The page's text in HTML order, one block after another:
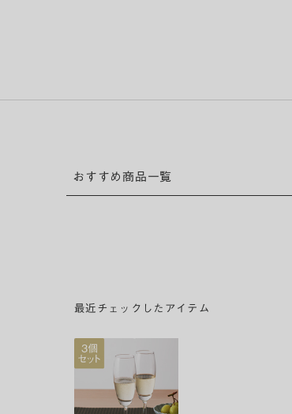
おすすめ商品一覧
最近チェックしたアイテム